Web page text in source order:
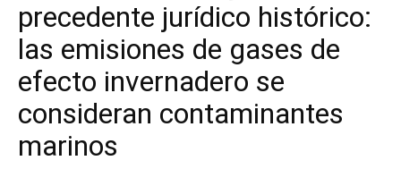
precedente jurídico histórico:
las emisiones de gases de
efecto invernadero se
consideran contaminantes
marinos